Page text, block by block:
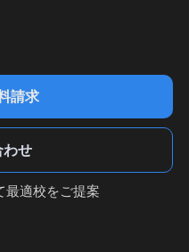
請求
わせ
最適校をご提案